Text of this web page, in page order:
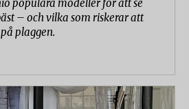
populära modeller för att se
– och vilka som riskerar att
plaggen.